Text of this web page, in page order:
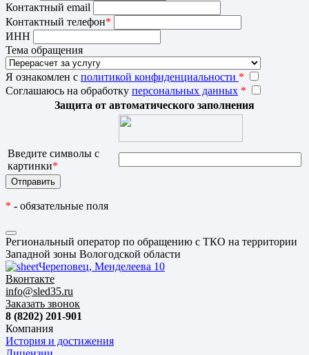
Контактный email
Контактный телефон*
ИНН
Тема обращения
Я ознакомлен с политикой конфиденциальности *
Соглашаюсь на обработку персональных данных *
Защита от автоматического заполнения
Введите символы с
картинки*
* - обязательные поля
Региональный оператор по обращению с ТКО на территории
Западной зоны Вологодской области
Череповец, Менделеева 10
Вконтакте
info@sled35.ru
Заказать звонок
8 (8202) 201-901
Компания
История и достижения